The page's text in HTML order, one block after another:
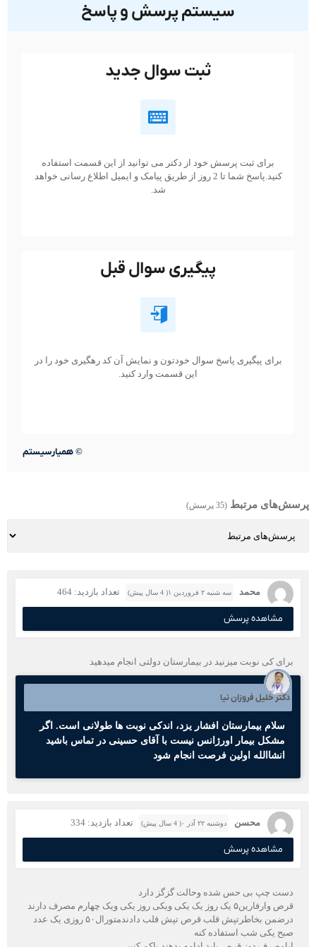
سیستم پرسش و پاسخ
ثبت سوال جدید
برای ثبت پرسش خود از دکتر می توانید از این قسمت استفاده
کنید.پاسخ شما تا 2 روز از طریق پیامک و ایمیل اطلاع رسانی خواهد
شد.
پیگیری سوال قبل
برای پیگیری پاسخ سوال خودتون و نمایش آن کد رهگیری خود را در
این قسمت وارد کنید.
© همیارسیستم
پرسش‌های مرتبط (35 پرسش)
محمد سه شنبه ۲ فروردین ۱( 4 سال پیش) تعداد بازدید: 464
مشاهده پرسش
برای کی نوبت میزنید در بیمارستان دولتی انجام میدهید
دکتر خلیل فروزان نیا
سلام بیمارستان افشار یزد، اندکی نوبت ها طولانی است. اگر
مشکل بیمار اورژانس نیست با آقای حسینی در تماس باشید
انشاالله اولین فرصت انجام شود
محسن دوشنبه ۲۲ آذر ۰( 4 سال پیش) تعداد بازدید: 334
مشاهده پرسش
دست چپ بی حس شده وحالت گزگز دارد
قرص وارفارین۵ یک روز یک یکی ویکی روز یکی ویک چهارم مصرف دارند
درضمن بخاطرتپش قلب قرص تپش قلب دادندمتورال۵۰ روزی یک عدد
صبح یکی شب استفاده کنه